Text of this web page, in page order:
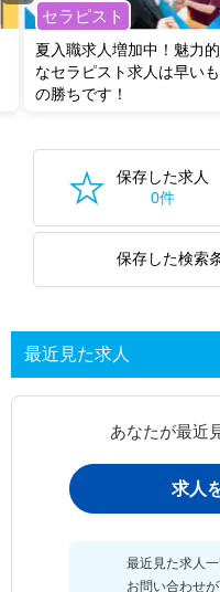
セラピスト
夏入職求人増加中！魅力的
なセラピスト求人は早いも
の勝ちです！
保存した求人
0件
保存した検索
最近見た求人
あなたが最近
求人
最近見た求人一
お問い合わせが